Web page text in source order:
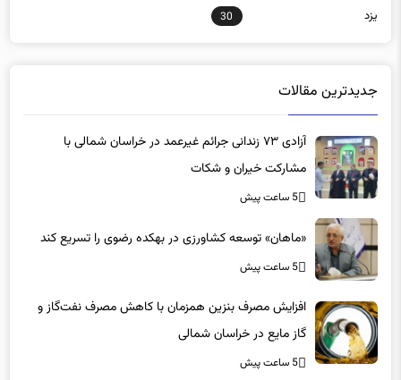
مشارکت خیران و شکات
5 ساعت پیش
5 ساعت پیش
گاز مایع در خراسان شمالی
5 ساعت پیش